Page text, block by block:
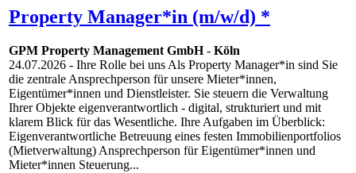
Property Manager*in (m/w/d) *
GPM Property Management GmbH- Köln
24.07.2026 - Ihre Rolle bei uns Als Property Manager*in sind Sie
die zentrale Ansprechperson für unsere Mieter*innen,
Eigentümer*innen und Dienstleister. Sie steuern die Verwaltung
Ihrer Objekte eigenverantwortlich - digital, strukturiert und mit
klarem Blick für das Wesentliche. Ihre Aufgaben im Überblick:
Eigenverantwortliche Betreuung eines festen Immobilienportfolios
(Mietverwaltung) Ansprechperson für Eigentümer*innen und
Mieter*innen Steuerung...